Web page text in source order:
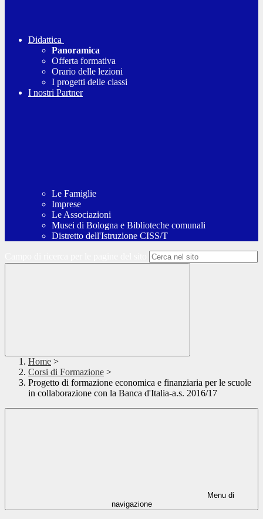
Didattica
Panoramica
Offerta formativa
Orario delle lezioni
I progetti delle classi
I nostri Partner
Le Famiglie
Imprese
Le Associazioni
Musei di Bologna e Biblioteche comunali
Distretto dell'Istruzione CISS/T
Home >
Corsi di Formazione >
Progetto di formazione economica e finanziaria per le scuole
in collaborazione con la Banca d'Italia-a.s. 2016/17
Menu di
navigazione